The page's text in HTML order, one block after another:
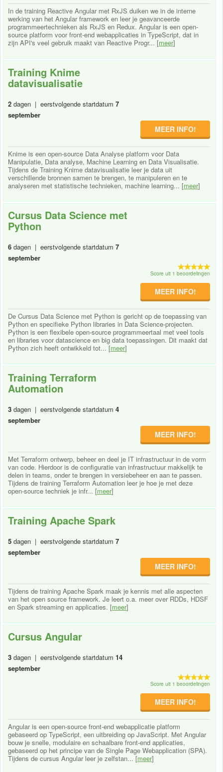
In de training Reactive Angular met RxJS duiken we in de interne
werking van het Angular framework en leer je geavanceerde
programmeertechnieken als RxJS en Redux. Angular is een open-
source platform voor front-end webapplicaties in TypeScript, dat in
zijn API's veel gebruik maakt van Reactive Progr... [meer]
Training Knime
datavisualisatie
2 dagen | eerstvolgende startdatum 7
september
MEER INFO!
Knime is een open-source Data Analyse platform voor Data
Manipulatie, Data analyse, Machine Learning en Data Visualisatie.
Tijdens de Training Knime datavisualisatie leer je data uit
verschillende bronnen samen te brengen, te manipuleren en te
analyseren met statistische technieken, machine learning... [meer]
Cursus Data Science met
Python
6 dagen | eerstvolgende startdatum 7
september
Score uit 1 beoordelingen
MEER INFO!
De Cursus Data Science met Python is gericht op de toepassing van
Python en specifieke Python libraries in Data Science-projecten.
Python is een flexibele open-source programmeertaal met veel tools
en libraries voor datascience en big data toepassingen. Dit maakt dat
Python zich heeft ontwikkeld tot... [meer]
Training Terraform
Automation
3 dagen | eerstvolgende startdatum 4
september
MEER INFO!
Met Terraform ontwerp, beheer en deel je IT infrastructuur in de vorm
van code. Hierdoor is de configuratie van infrastructuur makkelijk te
delen in teams, onder te brengen in versiebeheer en aan te passen.
Tijdens de training Terraform Automation leer je hoe je met deze
open-source techniek je infr... [meer]
Training Apache Spark
5 dagen | eerstvolgende startdatum 7
september
MEER INFO!
Tijdens de training Apache Spark maak je kennis met alle aspecten
van het open source framework. Je leert o.a. meer over RDDs, HDSF
en Spark streaming en applicaties. [meer]
Cursus Angular
3 dagen | eerstvolgende startdatum 14
september
Score uit 1 beoordelingen
MEER INFO!
Angular is een open-source front-end webapplicatie platform
gebaseerd op TypeScript, een uitbreiding op JavaScript. Met Angular
bouw je snelle, modulaire en schaalbare front-end applicaties,
gebaseerd op het principe van de Single Page Webapplication (SPA).
Tijdens de cursus Angular leer je zelfstan... [meer]